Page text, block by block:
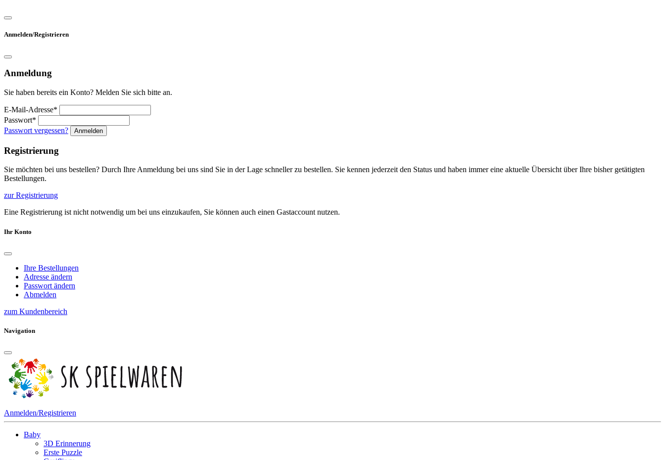
Anmelden/Registrieren
Anmeldung
Sie haben bereits ein Konto? Melden Sie sich bitte an.
E-Mail-Adresse*
Passwort*
Passwort vergessen?
Anmelden
Registrierung
Sie möchten bei uns bestellen? Durch Ihre Anmeldung bei uns sind Sie in der Lage schneller zu bestellen. Sie kennen jederzeit den Status und haben immer eine aktuelle Übersicht über Ihre bisher getätigten
Bestellungen.
zur Registrierung
Eine Registrierung ist nicht notwendig um bei uns einzukaufen, Sie können auch einen Gastaccount nutzen.
Ihr Konto
Ihre Bestellungen
Adresse ändern
Passwort ändern
Abmelden
zum Kundenbereich
Navigation
Anmelden/Registrieren
Baby
3D Erinnerung
Erste Puzzle